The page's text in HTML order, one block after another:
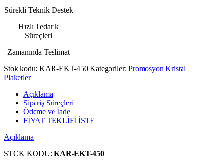
Sürekli Teknik Destek
Hızlı Tedarik
Süreçleri
Zamanında Teslimat
Stok kodu: KAR-EKT-450 Kategoriler: Promosyon Kristal
Plaketler
Açıklama
Sipariş Süreçleri
Ödeme ve İade
FİYAT TEKLİFİ İSTE
Açıklama
STOK KODU: KAR-EKT-450